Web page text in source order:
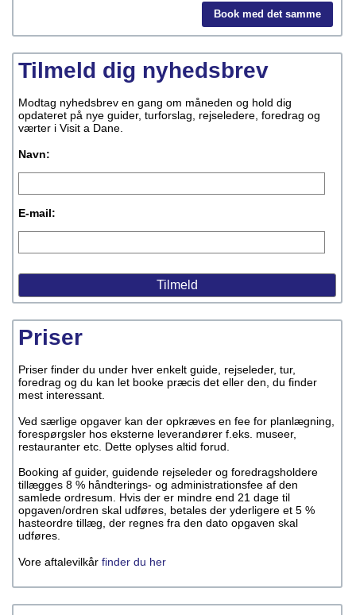
Book med det samme
Tilmeld dig nyhedsbrev
Modtag nyhedsbrev en gang om måneden og hold dig
opdateret på nye guider, turforslag, rejseledere, foredrag og
værter i Visit a Dane.
Navn:
E-mail:
Priser
Priser finder du under hver enkelt guide, rejseleder, tur,
foredrag og du kan let booke præcis det eller den, du finder
mest interessant.
Ved særlige opgaver kan der opkræves en fee for planlægning,
forespørgsler hos eksterne leverandører f.eks. museer,
restauranter etc. Dette oplyses altid forud.
Booking af guider, guidende rejseleder og foredragsholdere
tillægges 8 % håndterings- og administrationsfee af den
samlede ordresum. Hvis der er mindre end 21 dage til
opgaven/ordren skal udføres, betales der yderligere et 5 %
hasteordre tillæg, der regnes fra den dato opgaven skal
udføres.
Vore aftalevilkår finder du her